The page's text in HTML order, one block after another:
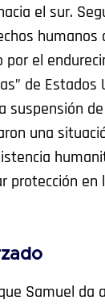
el sur.
humanos
por el
de Estados
suspensión
una
protección en
Samuel da